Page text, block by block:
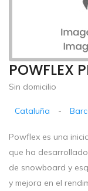
POWFLEX
Sin domicilio
Cataluña -
Powflex es una
que ha
de snowboard y
y mejora en el